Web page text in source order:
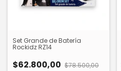
Set Grande de Batería
Rockidz RZ14
$62.800,00 $78.500,00